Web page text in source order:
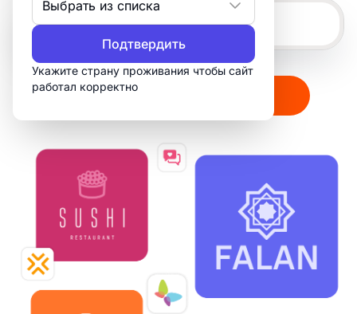
Выбрать из списка
Подтвердить
Укажите страну проживания чтобы сайт
работал корректно
Создать мой логотип